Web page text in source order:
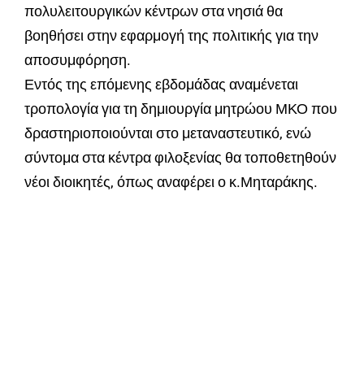
πολυλειτουργικών κέντρων στα νησιά θα
βοηθήσει στην εφαρμογή της πολιτικής για την
αποσυμφόρηση.
Εντός της επόμενης εβδομάδας αναμένεται
τροπολογία για τη δημιουργία μητρώου ΜΚΟ που
δραστηριοποιούνται στο μεταναστευτικό, ενώ
σύντομα στα κέντρα φιλοξενίας θα τοποθετηθούν
νέοι διοικητές, όπως αναφέρει ο κ.Μηταράκης.